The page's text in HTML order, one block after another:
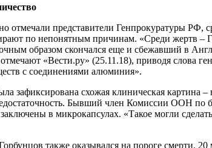
отмечали представители Генпрокуратуры РФ,
по непонятным причинам. «Среди жертв –
образом скончался еще и сбежавший в
«Вести.ру» (25.11.18), приводя слова
с соединениями алюминия».
зафиксирована схожая клиническая
Бывший член Комиссии ООН
в микрокапсулах. «Такое могли
также оказывался на пороге смерти.